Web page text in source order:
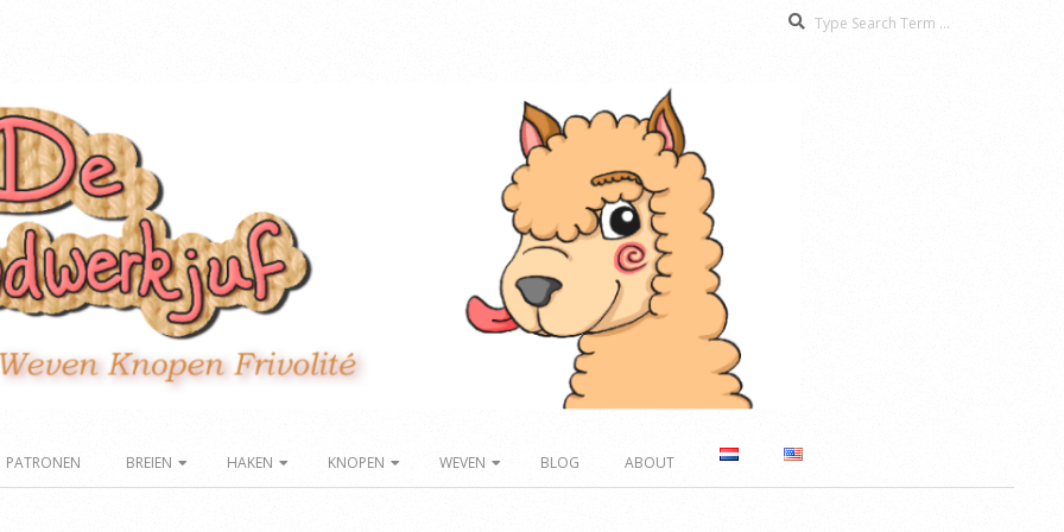
PATRONEN BREIEN HAKEN KNOPEN WEVEN BLOG ABOUT